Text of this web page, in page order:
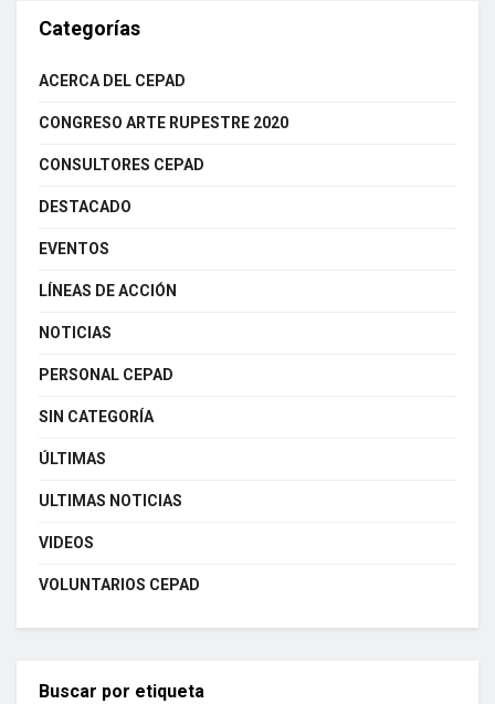
Categorías
ACERCA DEL CEPAD
CONGRESO ARTE RUPESTRE 2020
CONSULTORES CEPAD
DESTACADO
EVENTOS
LÍNEAS DE ACCIÓN
NOTICIAS
PERSONAL CEPAD
SIN CATEGORÍA
ÚLTIMAS
ULTIMAS NOTICIAS
VIDEOS
VOLUNTARIOS CEPAD
Buscar por etiqueta